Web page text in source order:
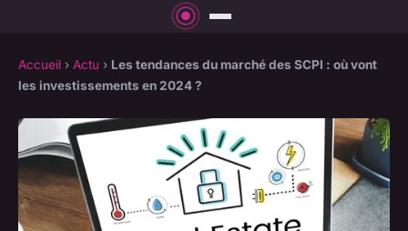
Accueil › Actu › Les tendances du marché des SCPI : où vont
les investissements en 2024 ?